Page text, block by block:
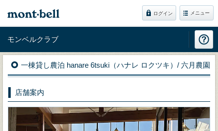
ログイン メニュー
モンベルクラブ
一棟貸し農泊 hanare 6tsuki（ハナレ ロクツキ）/ 六月農園
店舗案内